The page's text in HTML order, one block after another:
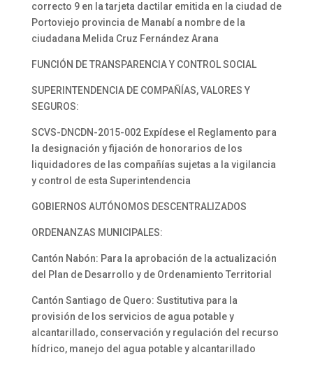
correcto 9 en la tarjeta dactilar emitida en la ciudad de
Portoviejo provincia de Manabí a nombre de la
ciudadana Melida Cruz Fernández Arana
FUNCIÓN DE TRANSPARENCIA Y CONTROL SOCIAL
SUPERINTENDENCIA DE COMPAÑÍAS, VALORES Y
SEGUROS:
SCVS-DNCDN-2015-002 Expídese el Reglamento para
la designación y fijación de honorarios de los
liquidadores de las compañías sujetas a la vigilancia
y control de esta Superintendencia
GOBIERNOS AUTÓNOMOS DESCENTRALIZADOS
ORDENANZAS MUNICIPALES:
Cantón Nabón: Para la aprobación de la actualización
del Plan de Desarrollo y de Ordenamiento Territorial
Cantón Santiago de Quero: Sustitutiva para la
provisión de los servicios de agua potable y
alcantarillado, conservación y regulación del recurso
hídrico, manejo del agua potable y alcantarillado